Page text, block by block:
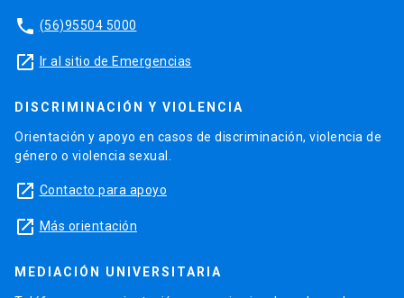
phone (56)95504 5000
launch Ir al sitio de Emergencias
DISCRIMINACIÓN Y VIOLENCIA
Orientación y apoyo en casos de discriminación, violencia de
género o violencia sexual.
launch Contacto para apoyo
launch Más orientación
MEDIACIÓN UNIVERSITARIA